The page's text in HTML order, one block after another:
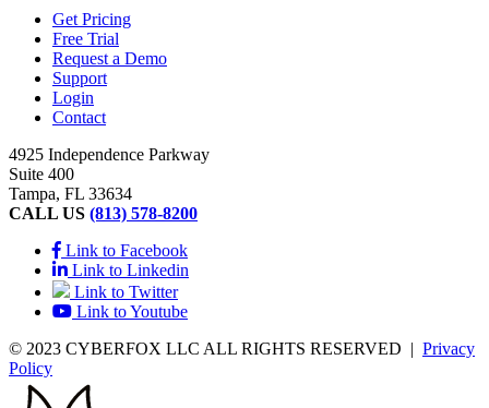
Get Pricing
Free Trial
Request a Demo
Support
Login
Contact
4925 Independence Parkway
Suite 400
Tampa, FL 33634
CALL US (813) 578-8200
Link to Facebook
Link to Linkedin
Link to Twitter
Link to Youtube
© 2023 CYBERFOX LLC ALL RIGHTS RESERVED | Privacy
Policy